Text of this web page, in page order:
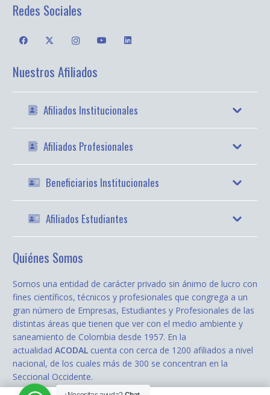
Redes Sociales
Nuestros Afiliados
Afiliados Institucionales
Afiliados Profesionales
Beneficiarios Institucionales
Afiliados Estudiantes
Quiénes Somos
Somos una entidad de carácter privado sin ánimo de lucro con
fines científicos, técnicos y profesionales que congrega a un
gran número de Empresas, Estudiantes y Profesionales de las
distintas áreas que tienen que ver con el medio ambiente y
saneamiento de Colombia desde 1957. En la
actualidad ACODAL cuenta con cerca de 1200 afiliados a nivel
nacional, de los cuales más de 300 se concentran en la
Seccional Occidente.